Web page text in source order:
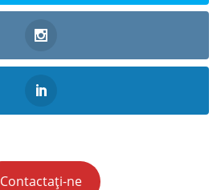
Contactați-ne